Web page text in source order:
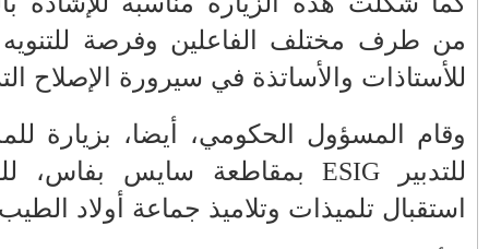
الإيجابي
الدولية
عملية
حمار أذكى من بعض البشر
صيف ساخن.. الهجرة العلنية تدق أبواب
أزمة إقليمية تهدد المغرب وأوروبا